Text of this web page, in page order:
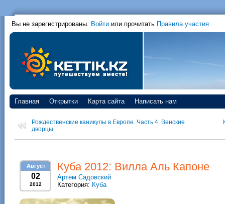
Вы не зарегистрированы. Войти или прочитать Правила участия
Главная Открытки Карта сайта Написать нам
Рождественские каникулы в Европе. Часть 4. Венские
дворцы
Август
02
2012
Куба 2012: Вилла Аль Капоне
Артем Садовский
Категория: Куба